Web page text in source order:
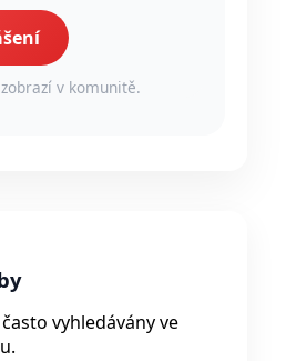
v komunitě.
vyhledávány ve